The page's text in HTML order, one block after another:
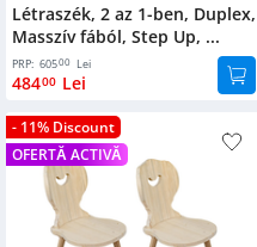
Periat
Sonoma tölgy
Bézs
Fehér-
Cappuccino
Cseresznye
Létraszék, 2 az 1-ben, Duplex,
Masszív fából, Step Up, ...
PRP: 60500 Lei
48400 Lei
- 11% Discount
OFERTĂ ACTIVĂ
Könyvespolcok
Komódok